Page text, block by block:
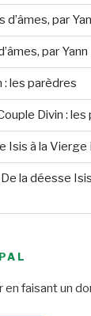
d’âmes, par
par
: les parèdres
Divin : les
Isis à la Vierge
De la déesse
faisant un